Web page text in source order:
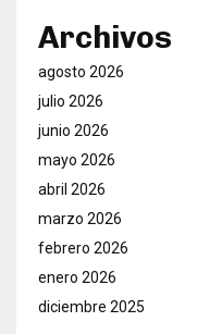
Archivos
agosto 2026
julio 2026
junio 2026
mayo 2026
abril 2026
marzo 2026
febrero 2026
enero 2026
diciembre 2025